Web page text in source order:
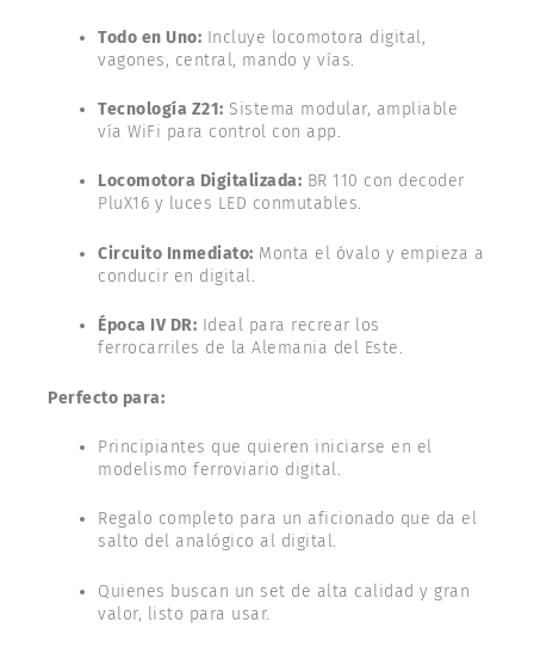
Todo en Uno: Incluye locomotora digital,
vagones, central, mando y vías.
Tecnología Z21: Sistema modular, ampliable
vía WiFi para control con app.
Locomotora Digitalizada: BR 110 con decoder
PluX16 y luces LED conmutables.
Circuito Inmediato: Monta el óvalo y empieza a
conducir en digital.
Época IV DR: Ideal para recrear los
ferrocarriles de la Alemania del Este.
Perfecto para:
Principiantes que quieren iniciarse en el
modelismo ferroviario digital.
Regalo completo para un aficionado que da el
salto del analógico al digital.
Quienes buscan un set de alta calidad y gran
valor, listo para usar.